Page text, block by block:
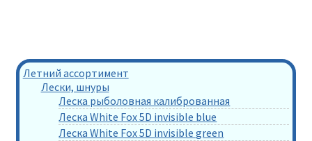
Летний ассортимент
Лески, шнуры
Леска рыболовная калиброванная
Леска White Fox 5D invisible blue
Леска White Fox 5D invisible green